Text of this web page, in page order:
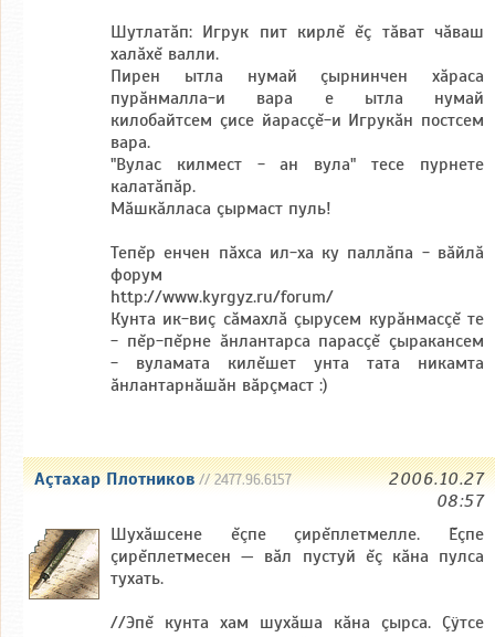
Шутлатăп: Игрук пит кирлĕ ĕç тăват чăваш
халăхĕ валли.
Пирен ытла нумай çырнинчен хăраса
пурăнмалла-и вара е ытла нумай
килобайтсем çисе йарасçĕ-и Игрукăн постсем
вара.
"Вулас килмест - ан вула" тесе пурнете
калатăпăр.
Мăшкăлласа çырмаст пуль!
Тепĕр енчен пăхса ил-ха ку паллăпа - вăйлă
форум
http://www.kyrgyz.ru/forum/
Кунта ик-виç сăмахлă çырусем курăнмасçĕ те
- пĕр-пĕрне ăнлантарса парасçĕ çыракансем
- вуламата килĕшет унта тата никамта
ăнлантарнăшăн вăрçмаст :)
Аçтахар Плотников// 2477.96.6157
2006.10.27
08:57
Шухăшсене ĕçпе çирĕплетмелле. Ĕçпе
çирĕплетмесен — вăл пустуй ĕç кăна пулса
тухать.
//Эпĕ кунта хам шухăша кăна çырса. Çÿтсе